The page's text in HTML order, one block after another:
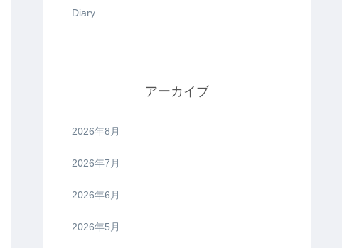
Diary
アーカイブ
2026年8月
2026年7月
2026年6月
2026年5月